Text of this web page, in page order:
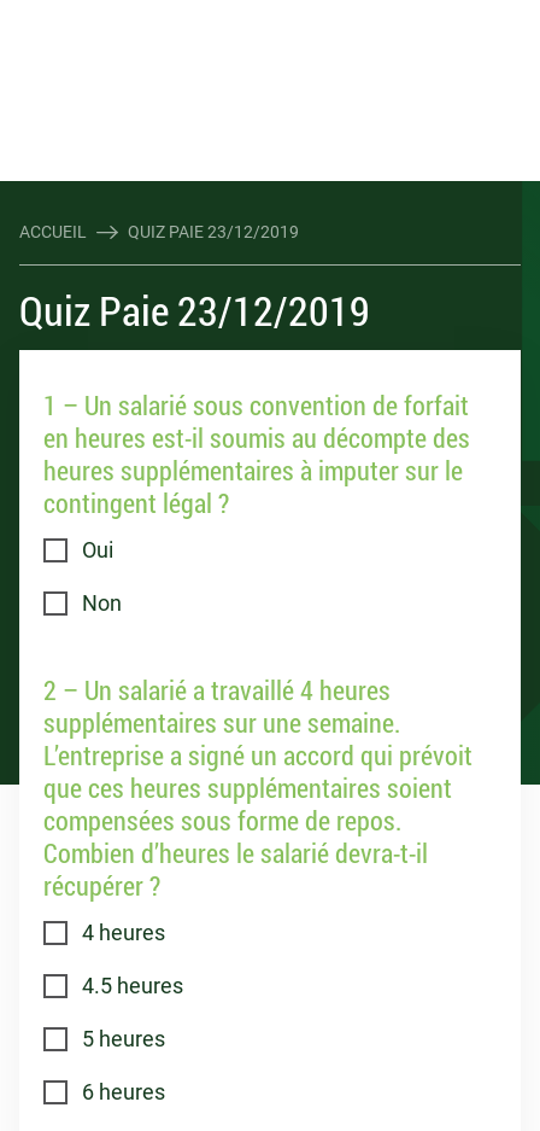
ACCUEIL QUIZ PAIE 23/12/2019
Quiz Paie 23/12/2019
1 – Un salarié sous convention de forfait
en heures est-il soumis au décompte des
heures supplémentaires à imputer sur le
contingent légal ?
Oui
Non
2 – Un salarié a travaillé 4 heures
supplémentaires sur une semaine.
L’entreprise a signé un accord qui prévoit
que ces heures supplémentaires soient
compensées sous forme de repos.
Combien d’heures le salarié devra-t-il
récupérer ?
4 heures
4.5 heures
5 heures
6 heures